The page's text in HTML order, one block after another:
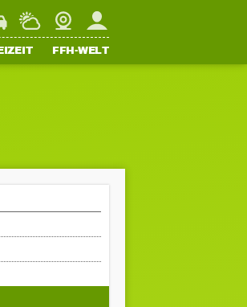
WetterWebcamMein FFH
FFH-WELT